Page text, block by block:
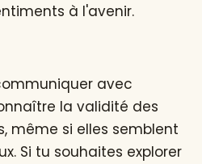
à l'avenir.
avec
la validité des
même si elles semblent
Si tu souhaites explorer